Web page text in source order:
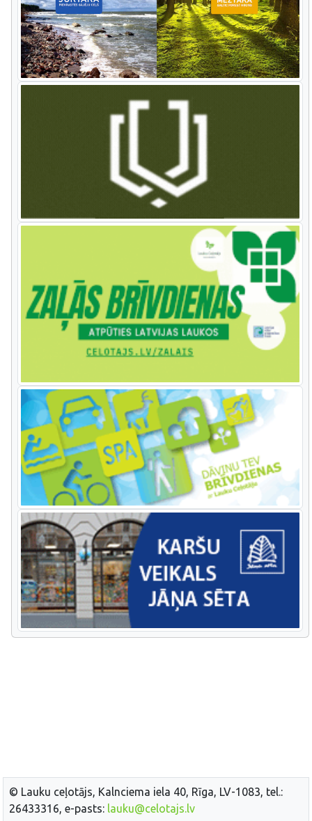
© Lauku ceļotājs, Kalnciema iela 40, Rīga, LV-1083, tel.:
26433316, e-pasts: lauku@celotajs.lv